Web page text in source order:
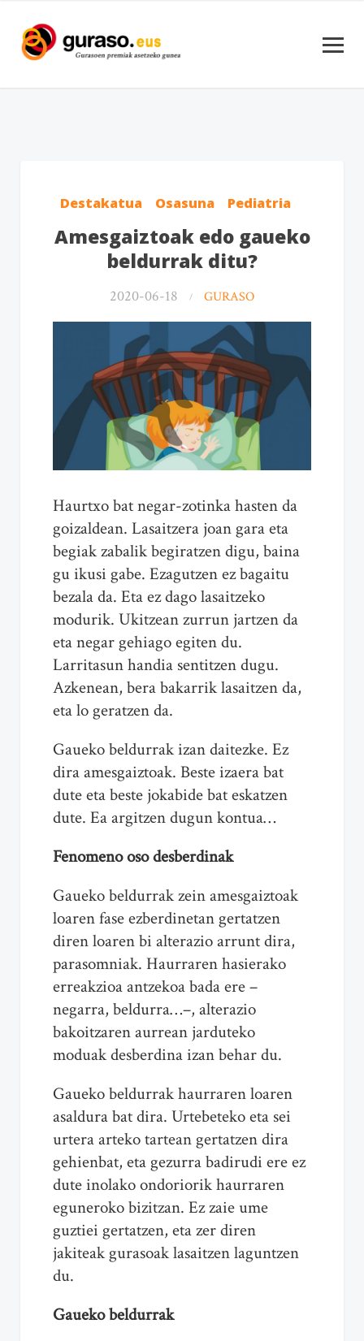
Destakatua Osasuna Pediatria
Amesgaiztoak edo gaueko
beldurrak ditu?
2020-06-18 GURASO
Haurtxo bat negar-zotinka hasten da
goizaldean. Lasaitzera joan gara eta
begiak zabalik begiratzen digu, baina
gu ikusi gabe. Ezagutzen ez bagaitu
bezala da. Eta ez dago lasaitzeko
modurik. Ukitzean zurrun jartzen da
eta negar gehiago egiten du.
Larritasun handia sentitzen dugu.
Azkenean, bera bakarrik lasaitzen da,
eta lo geratzen da.
Gaueko beldurrak izan daitezke. Ez
dira amesgaiztoak. Beste izaera bat
dute eta beste jokabide bat eskatzen
dute. Ea argitzen dugun kontua…
Fenomeno oso desberdinak
Gaueko beldurrak zein amesgaiztoak
loaren fase ezberdinetan gertatzen
diren loaren bi alterazio arrunt dira,
parasomniak. Haurraren hasierako
erreakzioa antzekoa bada ere –
negarra, beldurra…–, alterazio
bakoitzaren aurrean jarduteko
moduak desberdina izan behar du.
Gaueko beldurrak haurraren loaren
asaldura bat dira. Urtebeteko eta sei
urtera arteko tartean gertatzen dira
gehienbat, eta gezurra badirudi ere ez
dute inolako ondoriorik haurraren
eguneroko bizitzan. Ez zaie ume
guztiei gertatzen, eta zer diren
jakiteak gurasoak lasaitzen laguntzen
du.
Gaueko beldurrak